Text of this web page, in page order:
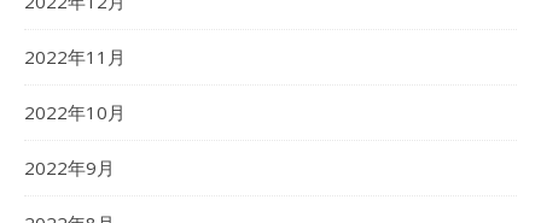
2022年11月
2022年10月
2022年9月